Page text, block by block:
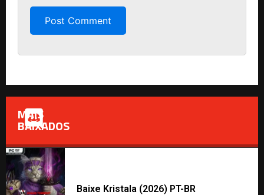
MAIS
BAIXADOS
Baixe Kristala (2026) PT-BR